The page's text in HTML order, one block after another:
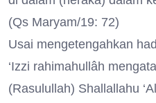
(Qs Maryam/19: 72)
Usai mengetengahkan
‘Izzi rahimahullâh
(Rasulullah) Shallallahu